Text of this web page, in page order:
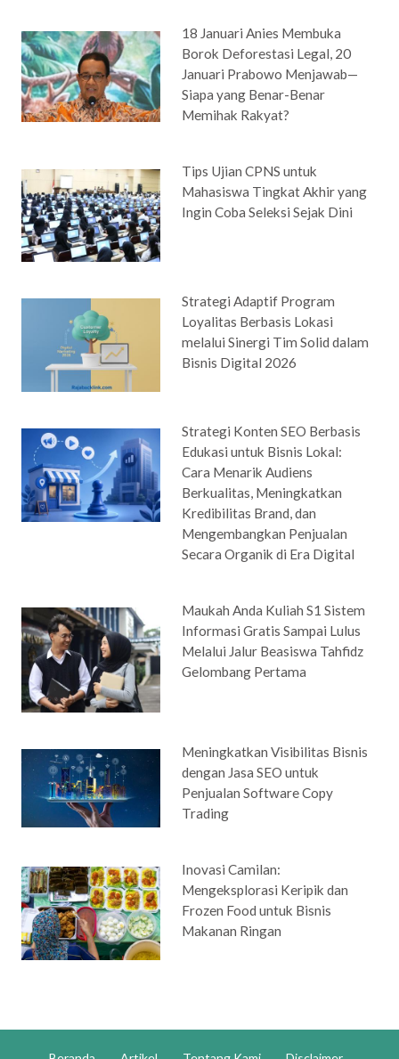
18 Januari Anies Membuka
Borok Deforestasi Legal, 20
Januari Prabowo Menjawab—
Siapa yang Benar-Benar
Memihak Rakyat?
Tips Ujian CPNS untuk
Mahasiswa Tingkat Akhir yang
Ingin Coba Seleksi Sejak Dini
Strategi Adaptif Program
Loyalitas Berbasis Lokasi
melalui Sinergi Tim Solid dalam
Bisnis Digital 2026
Strategi Konten SEO Berbasis
Edukasi untuk Bisnis Lokal:
Cara Menarik Audiens
Berkualitas, Meningkatkan
Kredibilitas Brand, dan
Mengembangkan Penjualan
Secara Organik di Era Digital
Maukah Anda Kuliah S1 Sistem
Informasi Gratis Sampai Lulus
Melalui Jalur Beasiswa Tahfidz
Gelombang Pertama
Meningkatkan Visibilitas Bisnis
dengan Jasa SEO untuk
Penjualan Software Copy
Trading
Inovasi Camilan:
Mengeksplorasi Keripik dan
Frozen Food untuk Bisnis
Makanan Ringan